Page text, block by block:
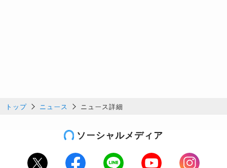
トップ ニュース ニュース詳細
ソーシャルメディア